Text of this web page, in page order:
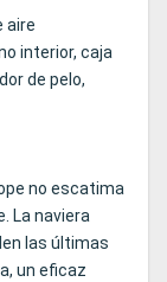
aire
interior, caja
de pelo,
no escatima
La naviera
las últimas
un eficaz